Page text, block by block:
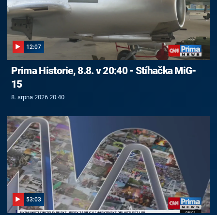
12:07
Prima Historie, 8.8. v 20:40 - Stíhačka MiG-
15
8. srpna 2026 20:40
53:03